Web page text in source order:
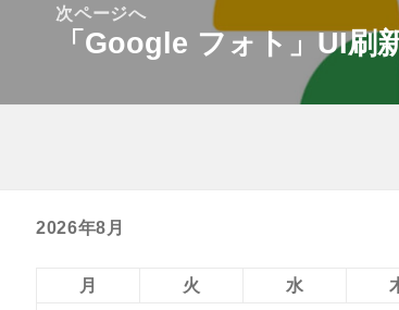
次ページへ
次
投
「Google フォト」UI刷
2026年8月
月 火 水